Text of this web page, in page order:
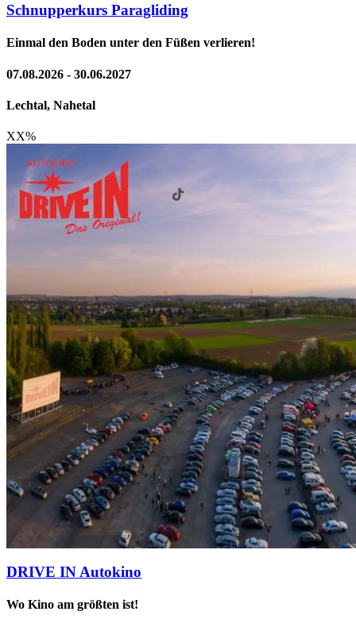
Schnupperkurs Paragliding
Einmal den Boden unter den Füßen verlieren!
07.08.2026 - 30.06.2027
Lechtal, Nahetal
XX%
DRIVE IN Autokino
Wo Kino am größten ist!